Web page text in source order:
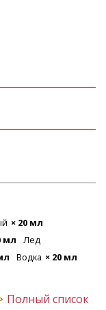
× 20 мл
мл
Лед
Водка × 20 мл
Полный список